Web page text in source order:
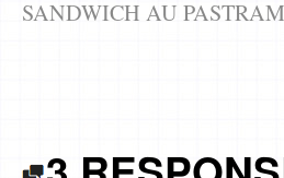
SANDWICH AU